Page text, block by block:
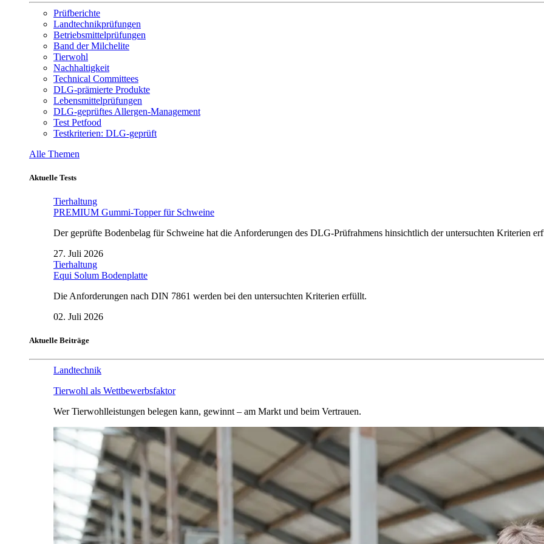
Prüfberichte
Landtechnikprüfungen
Betriebsmittelprüfungen
Band der Milchelite
Tierwohl
Nachhaltigkeit
Technical Committees
DLG-prämierte Produkte
Lebensmittelprüfungen
DLG-geprüftes Allergen-Management
Test Petfood
Testkriterien: DLG-geprüft
Alle Themen
Aktuelle Tests
Tierhaltung
PREMIUM Gummi-Topper für Schweine
Der geprüfte Bodenbelag für Schweine hat die Anforderungen des DLG-Prüfrahmens hinsichtlich der untersuchten Kriterien
27. Juli 2026
Tierhaltung
Equi Solum Bodenplatte
Die Anforderungen nach DIN 7861 werden bei den untersuchten Kriterien erfüllt.
02. Juli 2026
Aktuelle Beiträge
Landtechnik
Tierwohl als Wettbewerbsfaktor
Wer Tierwohlleistungen belegen kann, gewinnt – am Markt und beim Vertrauen.